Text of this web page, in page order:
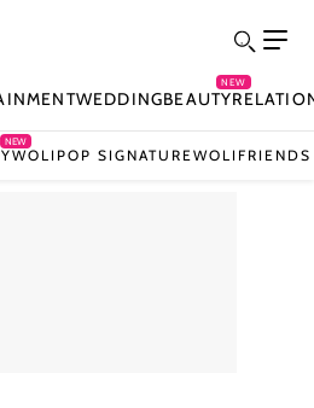
WEDDINGBEAUTY
NEW
NEW
WOLIPOP SIGNATUREWOLIFRIENDS